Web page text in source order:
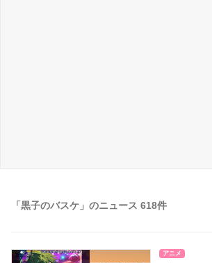
「黒子のバスケ」のニュース 618件
アニメ